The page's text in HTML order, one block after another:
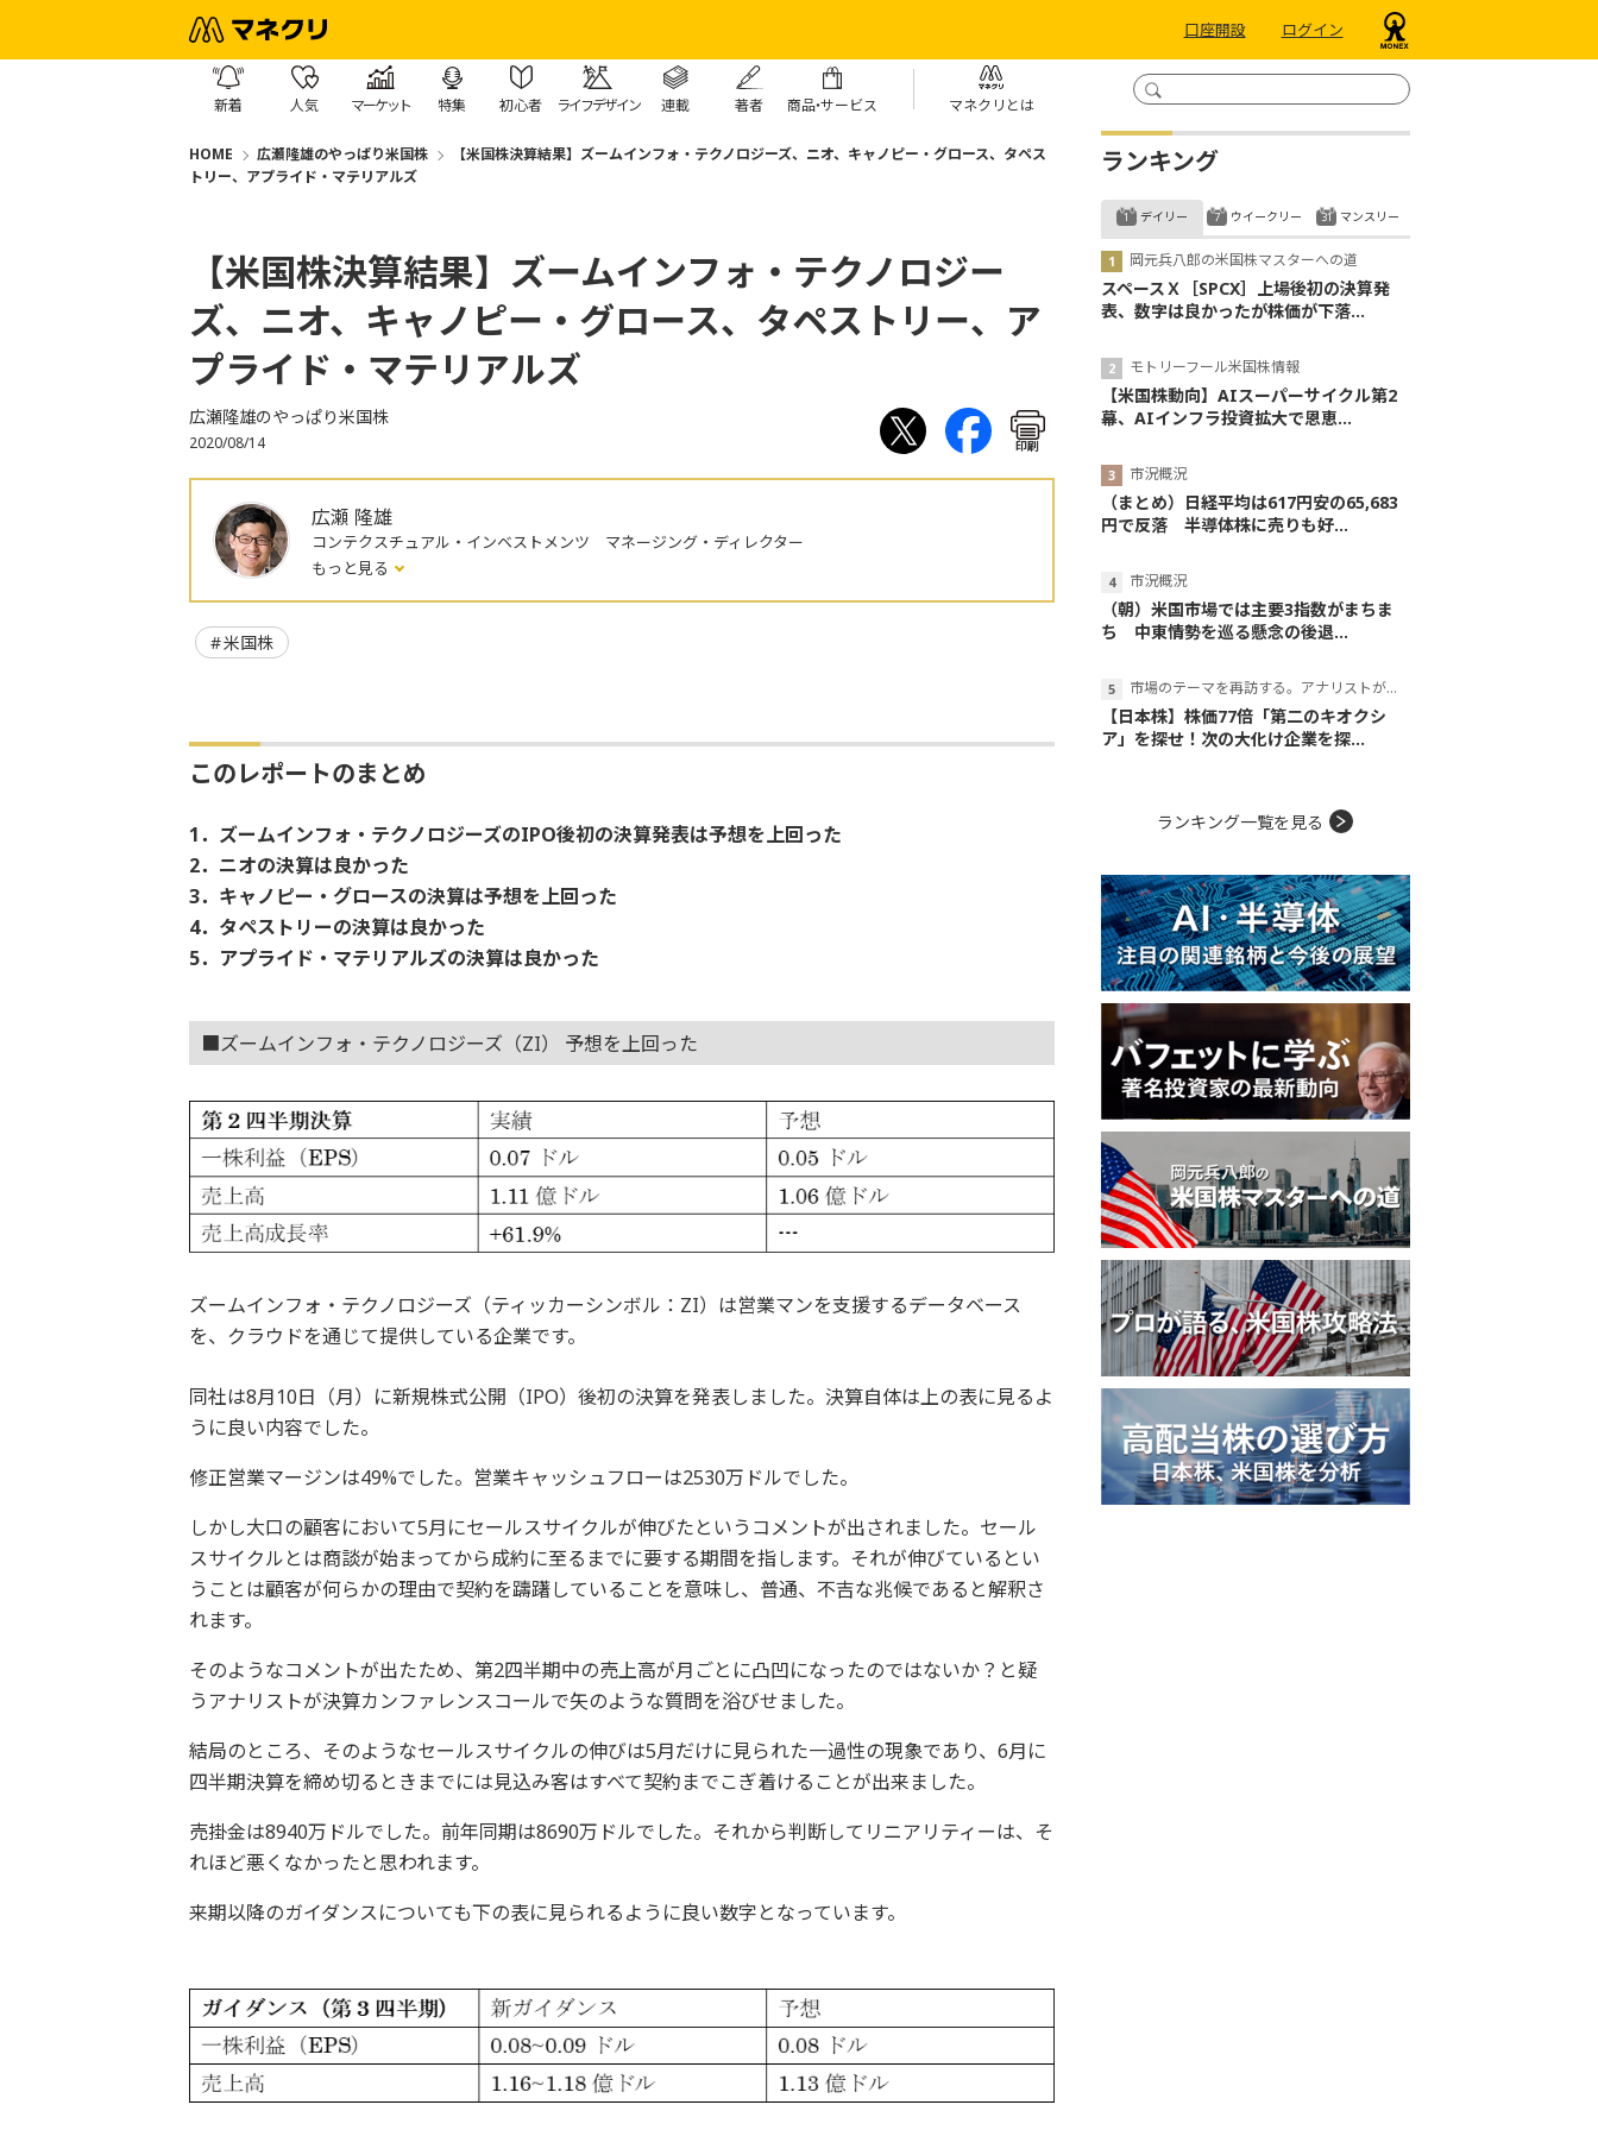
口座開設 ログイン
新着 人気 マーケット 特集 初心者 ライフデザイン 連載 著者 商品・サービス マネクリとは
HOME 広瀬隆雄のやっぱり米国株
【米国株決算結果】ズームインフォ・テクノロジーズ、ニオ、キャノピー・グロース、タペス
トリー、アプライド・マテリアルズ
【米国株決算結果】ズームインフォ・テクノロジー
ズ、ニオ、キャノピー・グロース、タペストリー、ア
プライド・マテリアルズ
広瀬隆雄のやっぱり米国株
2020/08/14 印刷
広瀬 隆雄
コンテクスチュアル・インベストメンツ マネージング・ディレクター
もっと見る
米国株
このレポートのまとめ
1．ズームインフォ・テクノロジーズのIPO後初の決算発表は予想を上回った
2．ニオの決算は良かった
3．キャノピー・グロースの決算は予想を上回った
4．タペストリーの決算は良かった
5．アプライド・マテリアルズの決算は良かった
■ズームインフォ・テクノロジーズ（ZI） 予想を上回った
ズームインフォ・テクノロジーズ（ティッカーシンボル：ZI）は営業マンを支援するデータベース
を、クラウドを通じて提供している企業です。
同社は8月10日（月）に新規株式公開（IPO）後初の決算を発表しました。決算自体は上の表に見るよ
うに良い内容でした。
修正営業マージンは49%でした。営業キャッシュフローは2530万ドルでした。
しかし大口の顧客において5月にセールスサイクルが伸びたというコメントが出されました。セール
スサイクルとは商談が始まってから成約に至るまでに要する期間を指します。それが伸びているとい
うことは顧客が何らかの理由で契約を躊躇していることを意味し、普通、不吉な兆候であると解釈さ
れます。
そのようなコメントが出たため、第2四半期中の売上高が月ごとに凸凹になったのではないか？と疑
うアナリストが決算カンファレンスコールで矢のような質問を浴びせました。
結局のところ、そのようなセールスサイクルの伸びは5月だけに見られた一過性の現象であり、6月に
四半期決算を締め切るときまでには見込み客はすべて契約までこぎ着けることが出来ました。
売掛金は8940万ドルでした。前年同期は8690万ドルでした。それから判断してリニアリティーは、そ
れほど悪くなかったと思われます。
来期以降のガイダンスについても下の表に見られるように良い数字となっています。
ランキング
デイリー
岡元兵八郎の米国株マスターへの道
スペースＸ［SPCX］上場後初の決算発
表、数字は良かったが株価が下落...
モトリーフール米国株情報
【米国株動向】AIスーパーサイクル第2
幕、AIインフラ投資拡大で恩恵...
市況概況
（まとめ）日経平均は617円安の65,683
円で反落 半導体株に売りも好...
市況概況
（朝）米国市場では主要3指数がまちま
ち 中東情勢を巡る懸念の後退...
市場のテーマを再訪する。アナリストが読み解くテーマの本質
【日本株】株価77倍「第二のキオクシ
ア」を探せ！次の大化け企業を探...
ウイークリー マンスリー
ランキング一覧を見る